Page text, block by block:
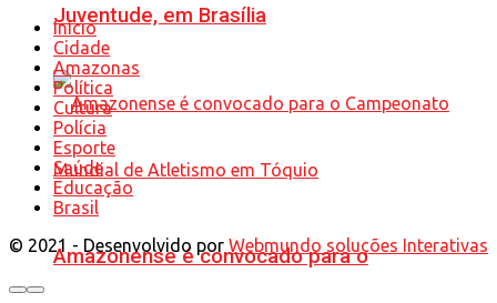
Juventude, em Brasília
Amazonense é convocado para o
Início
Cidade
Amazonas
Política
Cultura
Polícia
Esporte
Saúde
Educação
Brasil
© 2021 - Desenvolvido por Webmundo soluções Interativas